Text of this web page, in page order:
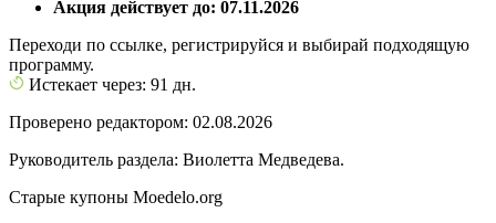
Акция действует до: 07.11.2026
Переходи по ссылке, регистрируйся и выбирай подходящую
программу.
Истекает через: 91 дн.
Проверено редактором: 02.08.2026
Руководитель раздела: Виолетта Медведева.
Старые купоны Moedelo.org